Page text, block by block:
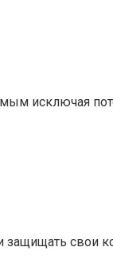
исключая
защищать свои